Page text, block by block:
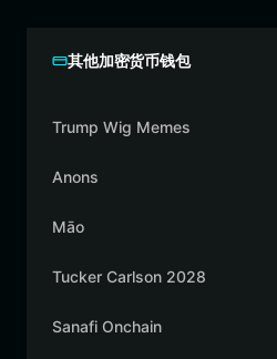
其他加密货币钱包
Trump Wig Memes
Anons
Māo
Tucker Carlson 2028
Sanafi Onchain